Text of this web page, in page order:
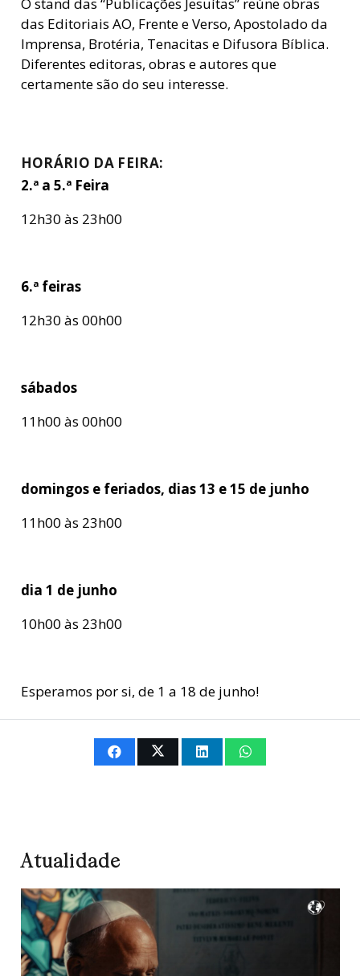
O stand das “Publicações Jesuítas” reúne obras
das Editoriais AO, Frente e Verso, Apostolado da
Imprensa, Brotéria, Tenacitas e Difusora Bíblica.
Diferentes editoras, obras e autores que
certamente são do seu interesse.
HORÁRIO DA FEIRA:
2.ª a 5.ª Feira
12h30 às 23h00
6.ª feiras
12h30 às 00h00
sábados
11h00 às 00h00
domingos e feriados, dias 13 e 15 de junho
11h00 às 23h00
dia 1 de junho
10h00 às 23h00
Esperamos por si, de 1 a 18 de junho!
Atualidade